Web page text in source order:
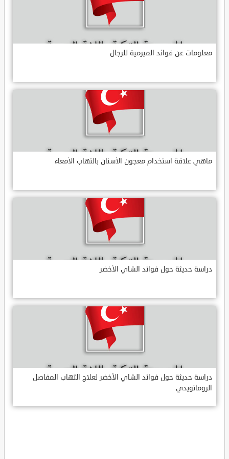
معلومات عن فوائد الميرمية للرجال
ماهي علاقة استخدام معجون الأسنان بالتهاب الأمعاء
دراسة حديثة حول فوائد الشاي الأخضر
دراسة حديثة حول فوائد الشاي الأخضر لعلاج التهاب المفاصل
الروماتويدي